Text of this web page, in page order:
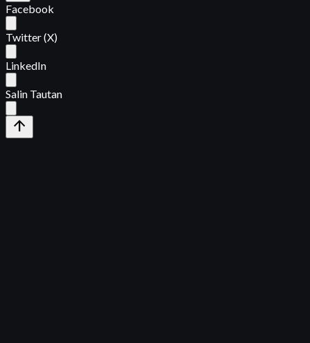
Facebook
Twitter (X)
LinkedIn
Salin Tautan
arrow_upward